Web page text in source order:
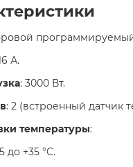
А.
: 3000 Вт.
: 2 (встроенный датчик
температуры:
до +35 °C.